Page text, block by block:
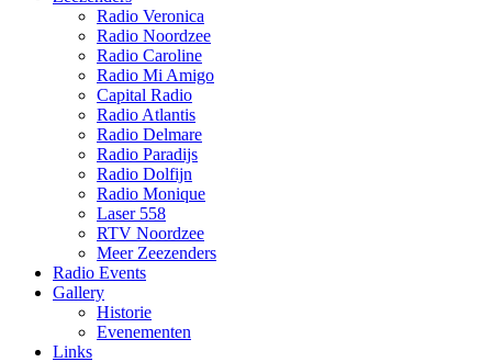
Radio Veronica
Radio Noordzee
Radio Caroline
Radio Mi Amigo
Capital Radio
Radio Atlantis
Radio Delmare
Radio Paradijs
Radio Dolfijn
Radio Monique
Laser 558
RTV Noordzee
Meer Zeezenders
Radio Events
Gallery
Historie
Evenementen
Links